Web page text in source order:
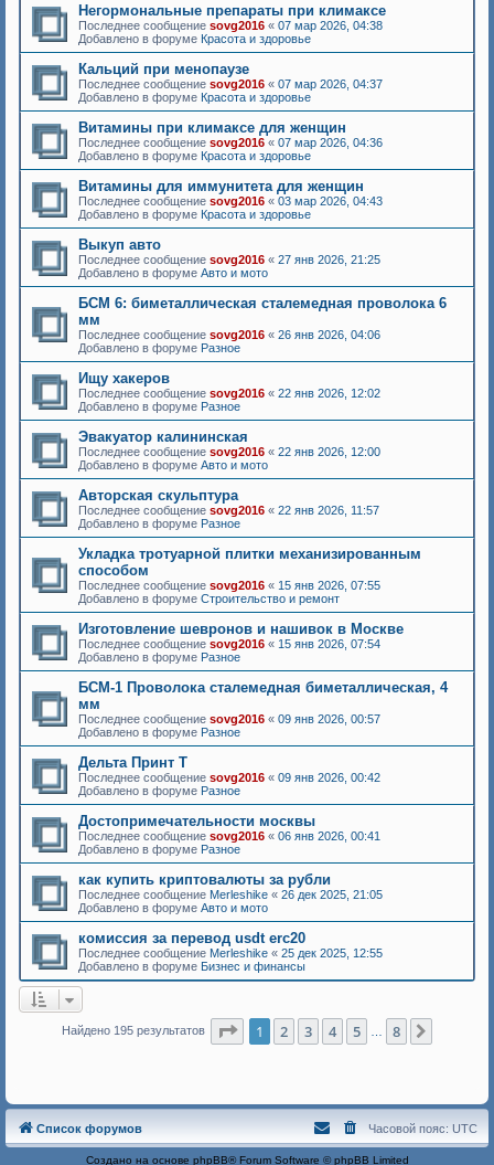
Негормональные препараты при климаксе
Последнее сообщение sovg2016 « 07 мар 2026, 04:38
Добавлено в форуме Красота и здоровье
Кальций при менопаузе
Последнее сообщение sovg2016 « 07 мар 2026, 04:37
Добавлено в форуме Красота и здоровье
Витамины при климаксе для женщин
Последнее сообщение sovg2016 « 07 мар 2026, 04:36
Добавлено в форуме Красота и здоровье
Витамины для иммунитета для женщин
Последнее сообщение sovg2016 « 03 мар 2026, 04:43
Добавлено в форуме Красота и здоровье
Выкуп авто
Последнее сообщение sovg2016 « 27 янв 2026, 21:25
Добавлено в форуме Авто и мото
БСМ 6: биметаллическая сталемедная проволока 6
мм
Последнее сообщение sovg2016 « 26 янв 2026, 04:06
Добавлено в форуме Разное
Ищу хакеров
Последнее сообщение sovg2016 « 22 янв 2026, 12:02
Добавлено в форуме Разное
Эвакуатор калининская
Последнее сообщение sovg2016 « 22 янв 2026, 12:00
Добавлено в форуме Авто и мото
Авторская скульптура
Последнее сообщение sovg2016 « 22 янв 2026, 11:57
Добавлено в форуме Разное
Укладка тротуарной плитки механизированным
способом
Последнее сообщение sovg2016 « 15 янв 2026, 07:55
Добавлено в форуме Строительство и ремонт
Изготовление шевронов и нашивок в Москве
Последнее сообщение sovg2016 « 15 янв 2026, 07:54
Добавлено в форуме Разное
БСМ-1 Проволока сталемедная биметаллическая, 4
мм
Последнее сообщение sovg2016 « 09 янв 2026, 00:57
Добавлено в форуме Разное
Дельта Принт Т
Последнее сообщение sovg2016 « 09 янв 2026, 00:42
Добавлено в форуме Разное
Достопримечательности москвы
Последнее сообщение sovg2016 « 06 янв 2026, 00:41
Добавлено в форуме Разное
как купить криптовалюты за рубли
Последнее сообщение Merleshike « 26 дек 2025, 21:05
Добавлено в форуме Авто и мото
комиссия за перевод usdt erc20
Последнее сообщение Merleshike « 25 дек 2025, 12:55
Добавлено в форуме Бизнес и финансы
Найдено 195 результатов Страница из
1 2 3 4 5 8
Список форумов Часовой пояс: UTC
Создано на основе phpBB® Forum Software © phpBB Limited